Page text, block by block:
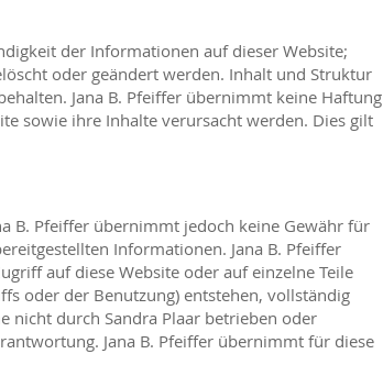
der Informationen auf dieser Website;
oder geändert werden. Inhalt und Struktur
Jana B. Pfeiffer übernimmt keine Haftung
sowie ihre Inhalte verursacht werden. Dies gilt
B. Pfeiffer übernimmt jedoch keine Gewähr für
Informationen. Jana B. Pfeiffer
auf diese Website oder auf einzelne Teile
oder der Benutzung) entstehen, vollständig
nicht durch Sandra Plaar betrieben oder
Jana B. Pfeiffer übernimmt für diese